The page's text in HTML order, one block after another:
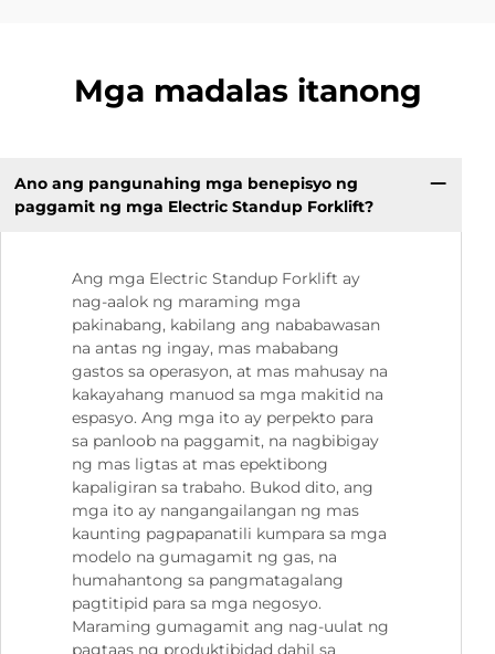
Mga madalas itanong
Ano ang pangunahing mga benepisyo ng
paggamit ng mga Electric Standup Forklift?
Ang mga Electric Standup Forklift ay
nag-aalok ng maraming mga
pakinabang, kabilang ang nababawasan
na antas ng ingay, mas mababang
gastos sa operasyon, at mas mahusay na
kakayahang manuod sa mga makitid na
espasyo. Ang mga ito ay perpekto para
sa panloob na paggamit, na nagbibigay
ng mas ligtas at mas epektibong
kapaligiran sa trabaho. Bukod dito, ang
mga ito ay nangangailangan ng mas
kaunting pagpapanatili kumpara sa mga
modelo na gumagamit ng gas, na
humahantong sa pangmatagalang
pagtitipid para sa mga negosyo.
Maraming gumagamit ang nag-uulat ng